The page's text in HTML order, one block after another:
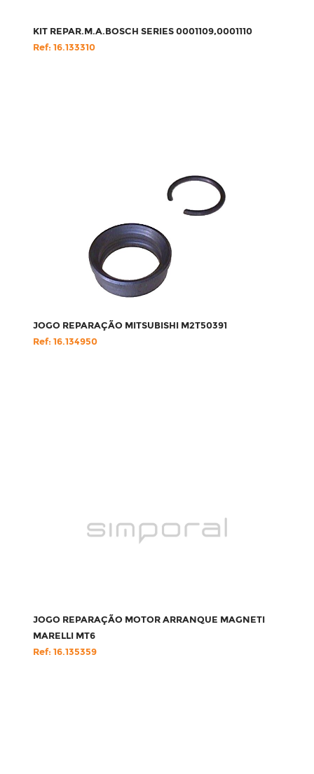
KIT REPAR.M.A.BOSCH SERIES 0001109,0001110
Ref: 16.133310
JOGO REPARAÇÃO MITSUBISHI M2T50391
Ref: 16.134950
JOGO REPARAÇÃO MOTOR ARRANQUE MAGNETI
MARELLI MT6
Ref: 16.135359